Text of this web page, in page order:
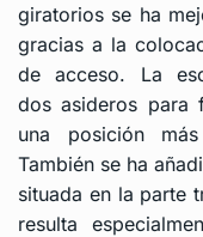
giratorios se ha
gracias a la
de acceso. La
dos asideros para
una posición
También se ha
situada en la parte
resulta